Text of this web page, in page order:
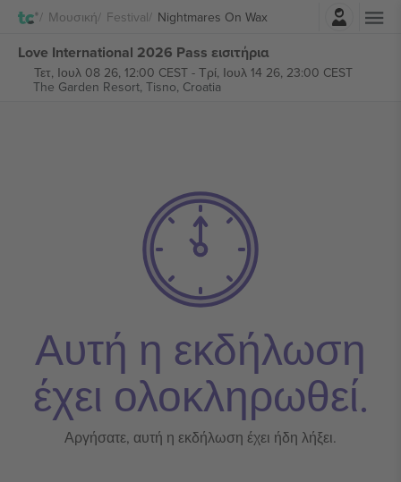
Μουσική Festival Nightmares On Wax
Σύνδεση
Love International 2026 Pass εισιτήρια
Τετ, Ιουλ 08 26, 12:00 CEST- Τρί, Ιουλ 14 26, 23:00 CEST
The Garden Resort, Tisno, Croatia
Αυτή η εκδήλωση
έχει ολοκληρωθεί.
Αργήσατε, αυτή η εκδήλωση έχει ήδη λήξει.